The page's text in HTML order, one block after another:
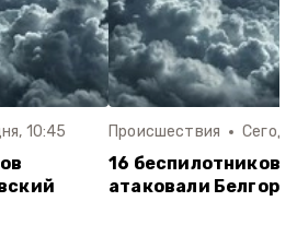
10:45 Происшествия
16 беспилотников
атаковали